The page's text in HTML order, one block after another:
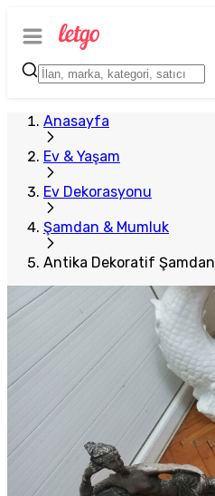
Anasayfa
Ev & Yaşam
Ev Dekorasyonu
Şamdan & Mumluk
Antika Dekoratif Şamdan
Plus Satıcı